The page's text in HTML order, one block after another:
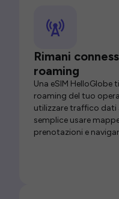
Rimani
roaming
Una eSIM
roaming del tuo
utilizzare traffico dati
semplice usare
prenotazioni e